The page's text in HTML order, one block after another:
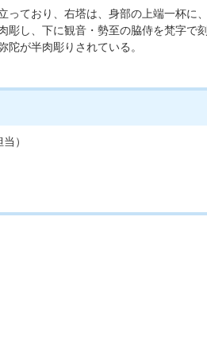
ており、右塔は、身部の上端一杯に、
彫し、下に観音・勢至の脇侍を梵字で刻
が半肉彫りされている。
）